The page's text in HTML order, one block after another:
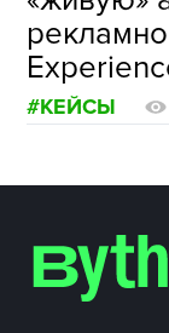
#КЕЙСЫ